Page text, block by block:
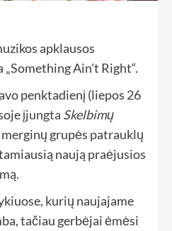
apklausos
Ain't Right“.
penktadienį (liepos 26
įjungta Skelbimų
grupės patrauklų
naują praėjusios
kurių naujajame
tačiau gerbėjai ėmėsi